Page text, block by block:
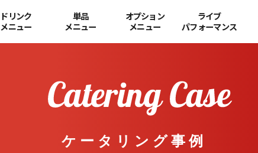
ドリンク
メニュー
単品
メニュー
オプション
メニュー
ライブ
パフォーマンス
ケータリング事例